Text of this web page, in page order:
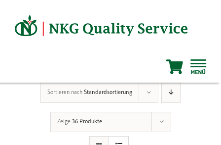
springen
Sortieren nach Standardsortierung
Zeige 36 Produkte